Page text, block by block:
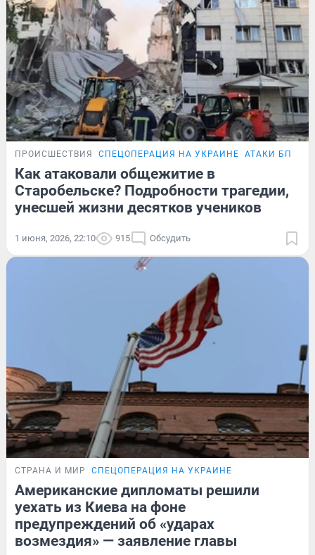
ПРОИСШЕСТВИЯ СПЕЦОПЕРАЦИЯ НА УКРАИНЕ АТАКИ БПЛА
Как атаковали общежитие в
Старобельске? Подробности трагедии,
унесшей жизни десятков учеников
1 июня, 2026, 22:10 915 Обсудить
СТРАНА И МИР СПЕЦОПЕРАЦИЯ НА УКРАИНЕ
Американские дипломаты решили
уехать из Киева на фоне
предупреждений об «ударах
возмездия» — заявление главы